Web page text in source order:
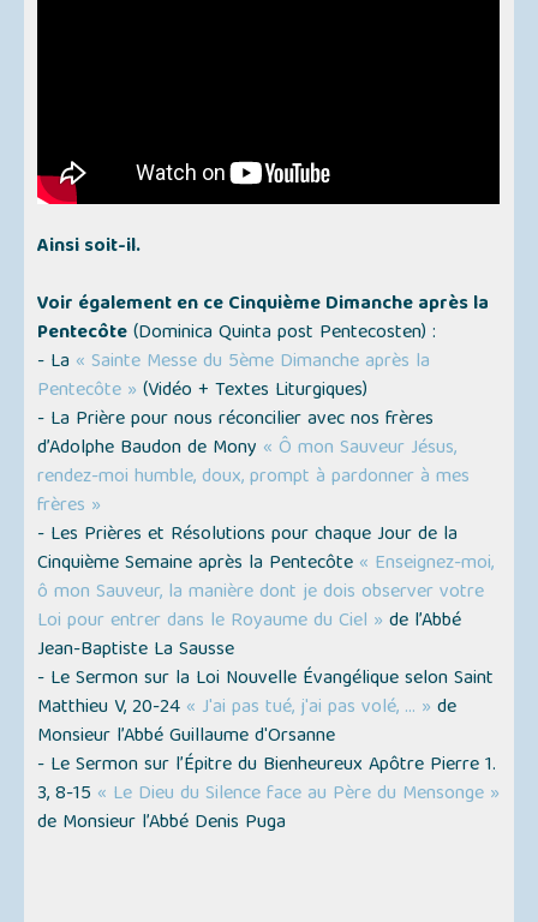
Ainsi soit-il.
Voir également en ce Cinquième Dimanche après la
Pentecôte(Dominica Quinta post Pentecosten) :
- La « Sainte Messe du 5ème Dimanche après la
Pentecôte » (Vidéo + Textes Liturgiques)
- La Prière pour nous réconcilier avec nos frères
d’Adolphe Baudon de Mony « Ô mon Sauveur Jésus,
rendez-moi humble, doux, prompt à pardonner à mes
frères »
- Les Prières et Résolutions pour chaque Jour de la
Cinquième Semaine après la Pentecôte « Enseignez-moi,
ô mon Sauveur, la manière dont je dois observer votre
Loi pour entrer dans le Royaume du Ciel » de l’Abbé
Jean-Baptiste La Sausse
- Le Sermon sur la Loi Nouvelle Évangélique selon Saint
Matthieu V, 20-24 « J'ai pas tué, j'ai pas volé, … » de
Monsieur l’Abbé Guillaume d'Orsanne
- Le Sermon sur l’Épitre du Bienheureux Apôtre Pierre 1.
3, 8-15 « Le Dieu du Silence face au Père du Mensonge »
de Monsieur l’Abbé Denis Puga